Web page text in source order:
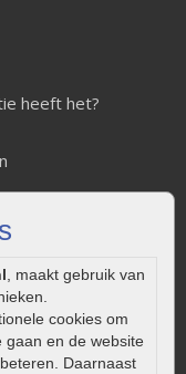
, maakt gebruik van
cookies om
gaan en de website
Daarnaast
heeft het?